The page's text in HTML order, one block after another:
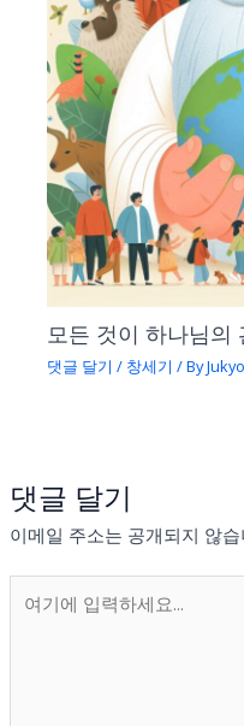
모든 것이 하나님
댓글 달기 / 창세기 / By
댓글 달기
이메일 주소는 공개되지 않습
기